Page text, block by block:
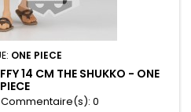
ONE PIECE
14 CM THE SHUKKO - ONE
PIECE
Commentaire(s): 0